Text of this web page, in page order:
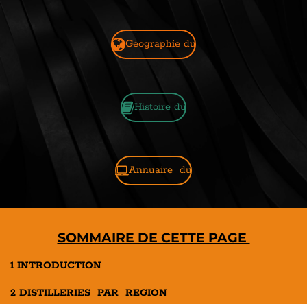
Géographie du
Histoire du
Annuaire du
SOMMAIRE DE CETTE PAGE
1 INTRODUCTION
2 DISTILLERIES PAR REGION